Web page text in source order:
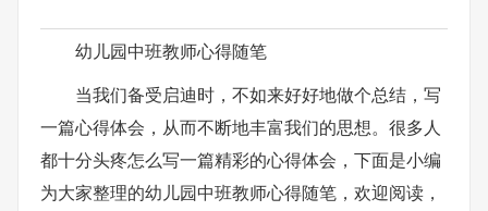
幼儿园中班教师心得随笔
当我们备受启迪时，不如来好好地做个总结，写
一篇心得体会，从而不断地丰富我们的思想。很多人
都十分头疼怎么写一篇精彩的心得体会，下面是小编
为大家整理的幼儿园中班教师心得随笔，欢迎阅读，